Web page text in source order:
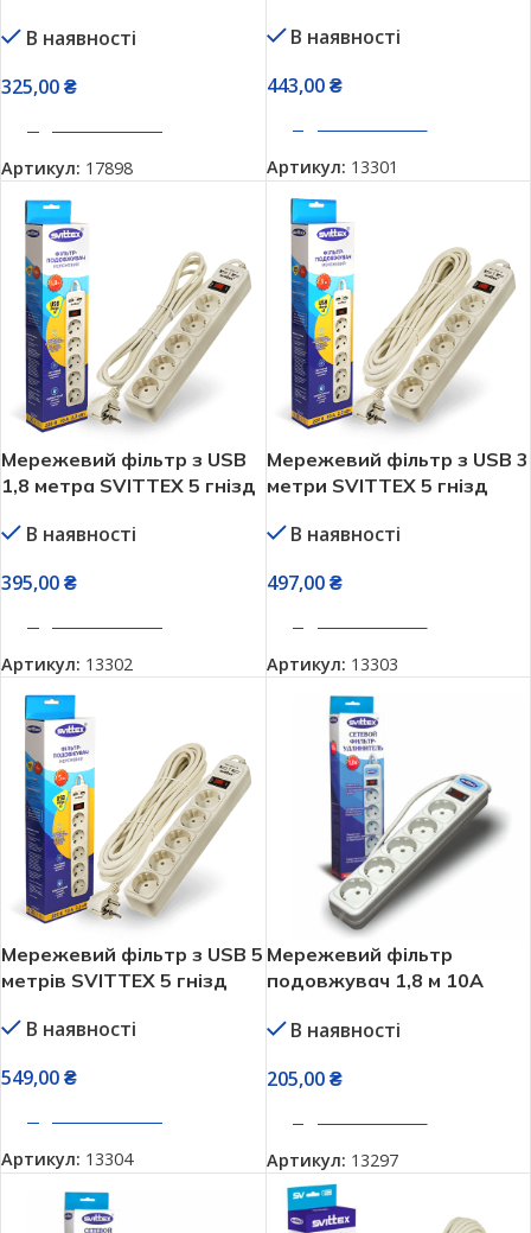
В наявності
325,00₴
Артикул: 17898
В наявності
443,00₴
Артикул: 13301
Мережевий фільтр з USB
1,8 метра SVITTEX 5 гнізд
В наявності
395,00₴
Артикул: 13302
Мережевий фільтр з USB 3
метри SVITTEX 5 гнізд
В наявності
497,00₴
Артикул: 13303
Мережевий фільтр з USB 5
метрів SVITTEX 5 гнізд
В наявності
549,00₴
Артикул: 13304
Мережевий фільтр
подовжувач 1,8 м 10А
В наявності
205,00₴
Артикул: 13297